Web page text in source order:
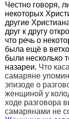
Честно говоря,
некоторых
другие
друг к другу
что речь о
была ещё в
были несколько
назареи. Что
самаряне
эпизоде о
женщиной у
ходе разговора
самарянами не